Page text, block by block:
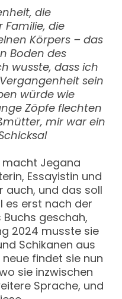
die
die
Körpers – das
Boden des
wusste, dass ich
sein
würde wie
Zöpfe flechten
mir war ein
macht Jegana
Essayistin und
auch, und das soll
es erst nach der
geschah,
2024 musste sie
Schikanen aus
neue findet sie nun
sie inzwischen
Sprache, und